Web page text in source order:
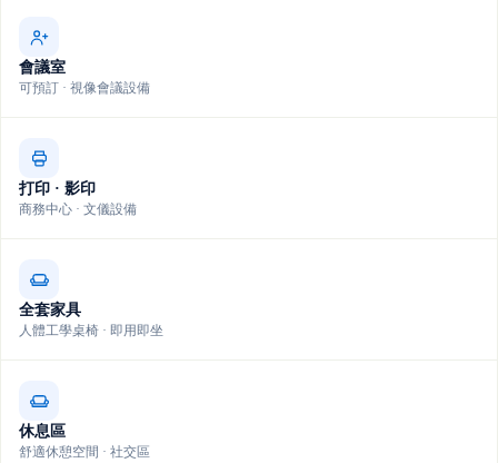
會議室
可預訂 · 視像會議設備
打印 · 影印
商務中心 · 文儀設備
全套家具
人體工學桌椅 · 即用即坐
休息區
舒適休憩空間 · 社交區